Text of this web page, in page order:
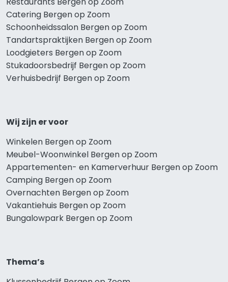
Catering Bergen op Zoom
Schoonheidssalon Bergen op Zoom
Tandartspraktijken Bergen op Zoom
Loodgieters Bergen op Zoom
Stukadoorsbedrijf Bergen op Zoom
Verhuisbedrijf Bergen op Zoom
Wij zijn er voor
Winkelen Bergen op Zoom
Meubel-Woonwinkel Bergen op Zoom
Appartementen- en Kamerverhuur Bergen op Zoom
Camping Bergen op Zoom
Overnachten Bergen op Zoom
Vakantiehuis Bergen op Zoom
Bungalowpark Bergen op Zoom
Thema’s